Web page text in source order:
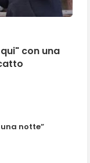
con una
notte”